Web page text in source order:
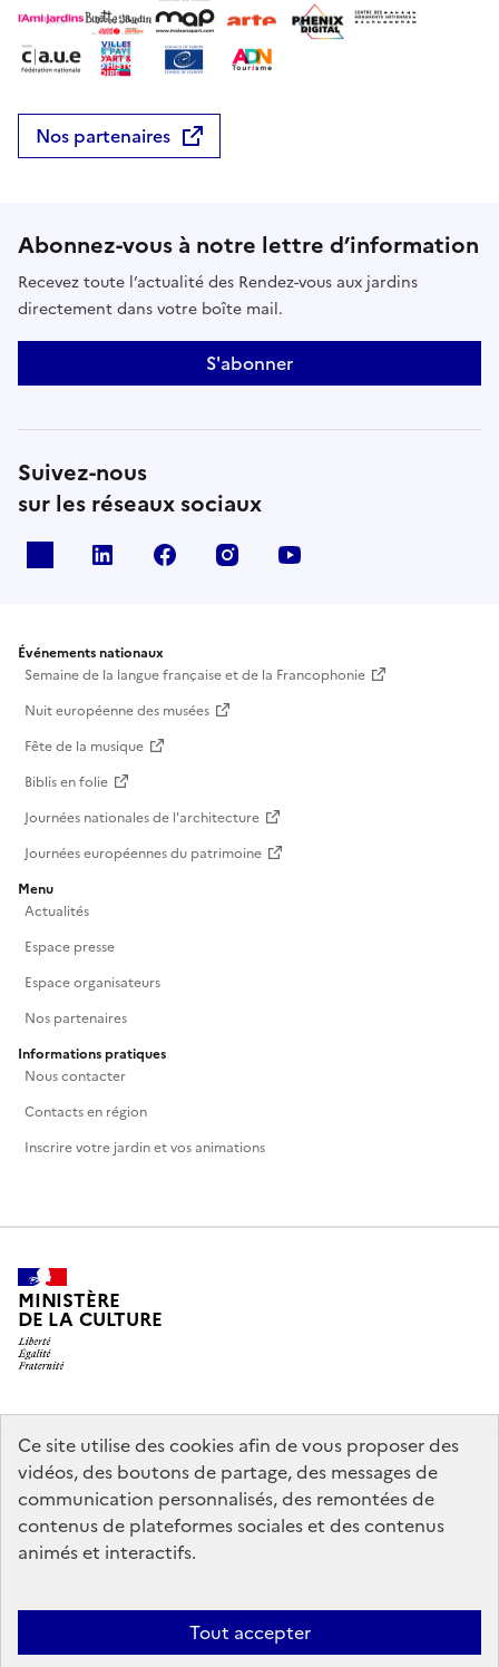
Ce site utilise des cookies afin de vous proposer des
vidéos, des boutons de partage, des messages de
communication personnalisés, des remontées de
contenus de plateformes sociales et des contenus
animés et interactifs.
Tout accepter
Nos partenaires
Abonnez-vous à notre lettre d’information
Recevez toute l’actualité des Rendez-vous aux jardins
directement dans votre boîte mail.
S'abonner
Suivez-nous
sur les réseaux sociaux
Linkedin Facebook Instagram
Événements nationaux
Semaine de la langue française et de la Francophonie
Nuit européenne des musées
Fête de la musique
Biblis en folie
Journées nationales de l'architecture
Journées européennes du patrimoine
Menu
Actualités
Espace presse
Espace organisateurs
Nos partenaires
Informations pratiques
Nous contacter
Contacts en région
Inscrire votre jardin et vos animations
MINISTÈRE
DE LA CULTURE
legifrance.gouv.fr
info.gouv.fr
service-public.gouv.fr
data.gouv.fr
générale de protection des données
Nous contacter Nos